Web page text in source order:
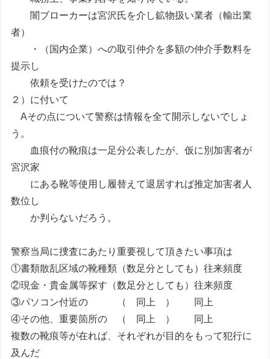
闇ブローカーは宮沢氏を介し鉱物扱い業者（輸出業
者）
・（国内企業）への取引仲介を多額の仲介手数料を
提示し
依頼を受けたのでは？
２）に付いて
Aその点について警察は情報を全て開示しないでしょ
う。
血痕付の靴痕は一足分公表したが、仮に別加害者が
宮沢家
にある靴等使用し履替えて退居すれば推定加害者人
数位し
か判らないだろう。
警察当局に捜査にあたり重要視して頂きたい事項は
①書類散乱区域の靴種類（数足分としても）往来頻度
②現金・貴金属等探す（数足分としても）往来頻度
③パソコン付近の （ 同上 ） 同上
④その他、重要箇所の （ 同上 ） 同上
複数の靴痕等が在れば、それぞれが目的をもって犯行に
及んだ